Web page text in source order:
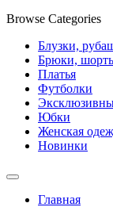
Browse Categories
Блузки,
Брюки,
Платья
Футболки
Юбки
Женская
Новинки
Главная